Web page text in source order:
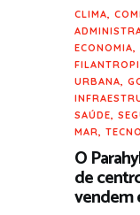
CLIMA
ECONOMIA
URBANA
SAÚDE
MAR
O
de
vendem